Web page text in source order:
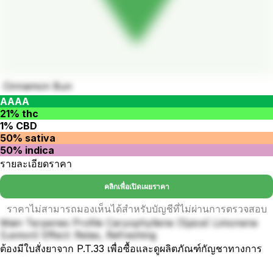
Cinnamon Bun
AAAA
21% thc
1% CBD
50% sativa
50% indica
รายละเอียดราคา
คลิกเพื่อเปิดเผยราคา
ราคาไม่สามารถมองเห็นได้สำหรับบัญชีที่ไม่ผ่านการตรวจสอบ
Main Terpenes Profile Caryophyllene (Spice) Limonene
(Lemon) Effect: Relax, Refreshing
ต้องมีใบสั่งยาจาก P.T.33 เพื่อซื้อและดูผลิตภัณฑ์กัญชาทางการ